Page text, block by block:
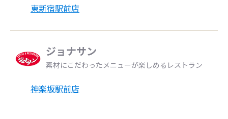
東新宿駅前店
ジョナサン
素材にこだわったメニューが楽しめるレストラン
神楽坂駅前店